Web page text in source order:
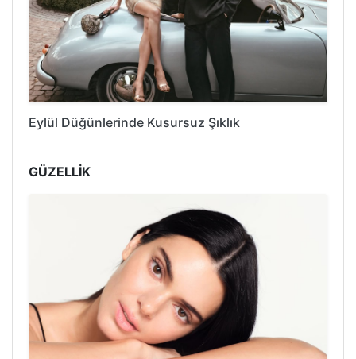
Eylül Düğünlerinde Kusursuz Şıklık
GÜZELLİK